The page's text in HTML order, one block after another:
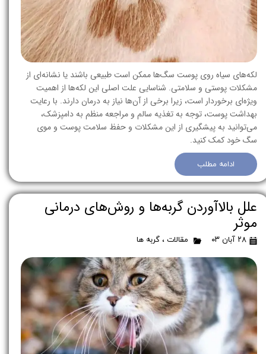
لکه‌های سیاه روی پوست سگ‌ها ممکن است طبیعی باشند یا نشانه‌ای از
مشکلات پوستی و سلامتی. شناسایی علت اصلی این لکه‌ها از اهمیت
ویژه‌ای برخوردار است، زیرا برخی از آن‌ها نیاز به درمان دارند. با رعایت
بهداشت پوست، توجه به تغذیه سالم و مراجعه منظم به دامپزشک،
می‌توانید به پیشگیری از این مشکلات و حفظ سلامت پوست و موی
سگ خود کمک کنید.
ادامه مطلب
علل بالاآوردن گربه‌ها و روش‌های درمانی
موثر
۲۸ آبان ۰۳ مقالات ، گربه ها